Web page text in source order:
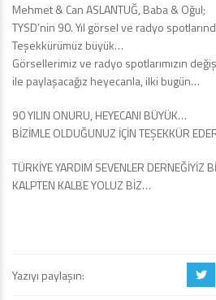
Mehmet & Can ASLANTUĞ, Baba & Oğul;
TYSD’nin 90. Yıl görsel ve radyo
Teşekkürümüz büyük…
Görsellerimiz ve radyo spotlarımızın
ile paylaşacağız heyecanla, ilki bugün…
90 YILIN ONURU, HEYECANI BÜYÜK…
BİZİMLE OLDUĞUNUZ İÇİN TEŞEKKÜR
TÜRKİYE YARDIM SEVENLER DERNEĞİYİZ
KALPTEN KALBE YOLUZ BİZ…
Yazıyı paylaşın: a